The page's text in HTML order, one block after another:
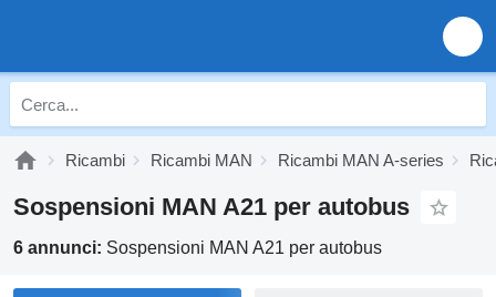
Ricambi Ricambi MAN Ricambi MAN A-series
Sospensioni MAN A21 per autobus
6 annunci: Sospensioni MAN A21 per autobus